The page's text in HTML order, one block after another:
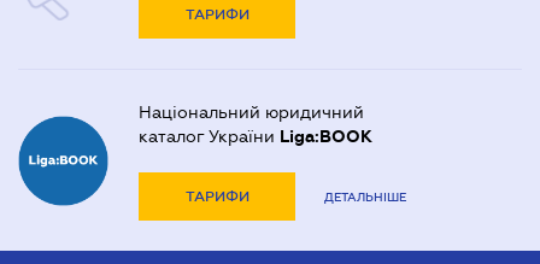
ТАРИФИ
Національний юридичний
каталог України Liga:BOOK
ТАРИФИ ДЕТАЛЬНІШЕ